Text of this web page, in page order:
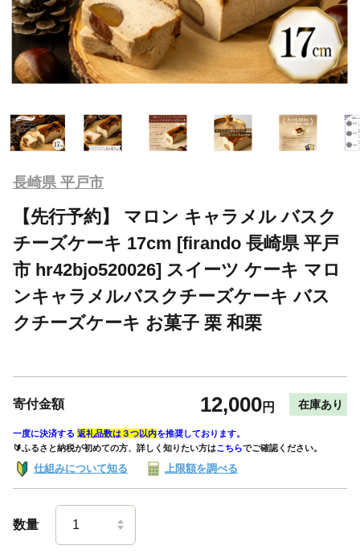
長崎県 平戸市
【先行予約】 マロン キャラメル バスク
チーズケーキ 17cm [firando 長崎県 平戸
市 hr42bjo520026] スイーツ ケーキ マロ
ンキャラメルバスクチーズケーキ バス
クチーズケーキ お菓子 栗 和栗
寄付金額 12,000円 在庫あり
一度に決済する 返礼品数は３つ以内を推奨しております。
🔰ふるさと納税が初めての方、詳しく知りたい方はこちらでご確認ください。
仕組みについて知る 上限額を調べる
数量